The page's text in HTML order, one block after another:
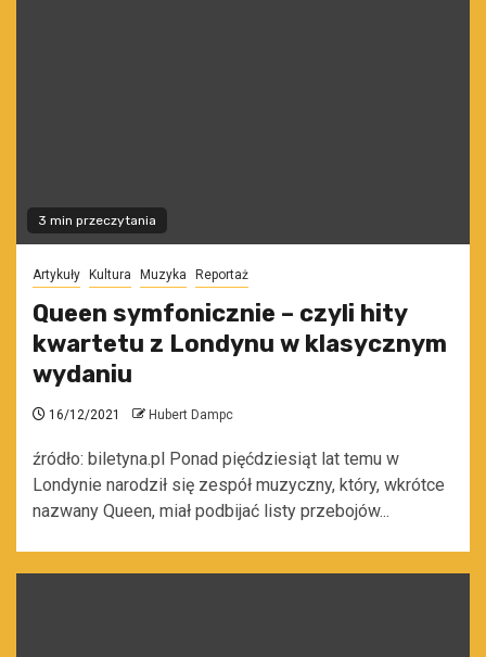
3 min przeczytania
Artykuły Kultura Muzyka Reportaż
Queen symfonicznie – czyli hity
kwartetu z Londynu w klasycznym
wydaniu
16/12/2021 Hubert Dampc
źródło: biletyna.pl Ponad pięćdziesiąt lat temu w
Londynie narodził się zespół muzyczny, który, wkrótce
nazwany Queen, miał podbijać listy przebojów...